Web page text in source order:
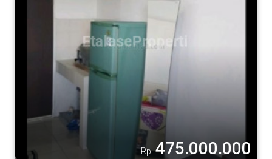
Rp 475.000.000